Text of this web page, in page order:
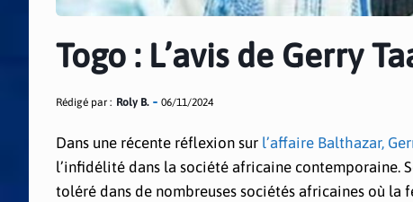
Togo : L’avis de Gerry
Rédigé par : Roly B. 06/11/2024
Dans une récente réflexion sur l’affaire Balthazar,
l’infidélité dans la société africaine contemporaine.
toléré dans de nombreuses sociétés africaines où